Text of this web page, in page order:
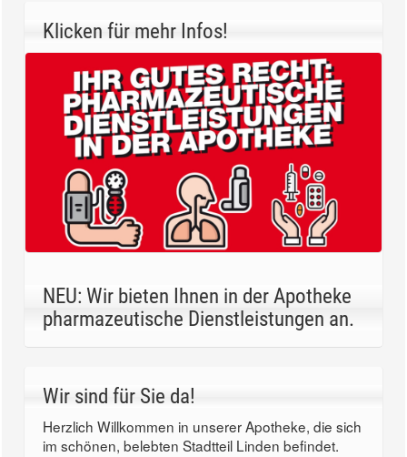
Klicken für mehr Infos!
NEU: Wir bieten Ihnen in der Apotheke
pharmazeutische Dienstleistungen an.
Wir sind für Sie da!
Herzlich Willkommen in unserer Apotheke, die sich
im schönen, belebten Stadtteil Linden befindet.